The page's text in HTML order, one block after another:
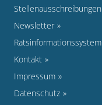
Stellenausschreibungen
Newsletter
Ratsinformationssystem
Kontakt
Impressum
Datenschutz